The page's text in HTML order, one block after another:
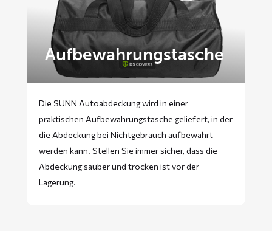
Aufbewahrungstasche
Die SUNN Autoabdeckung wird in einer
praktischen Aufbewahrungstasche geliefert, in der
die Abdeckung bei Nichtgebrauch aufbewahrt
werden kann. Stellen Sie immer sicher, dass die
Abdeckung sauber und trocken ist vor der
Lagerung.